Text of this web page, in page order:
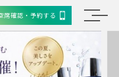
席確認・予約する